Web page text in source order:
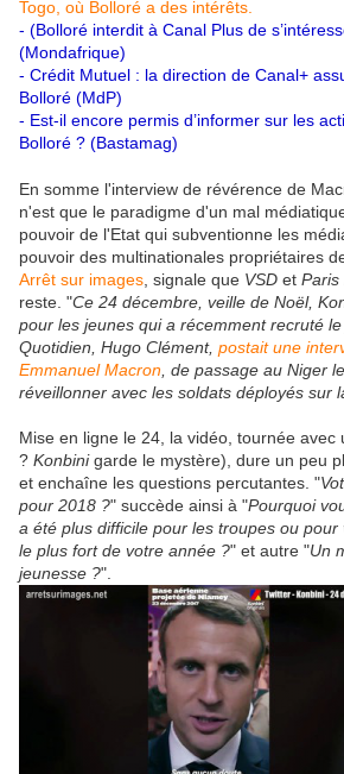
Togo, où Bolloré a des intérêts.
- (Bolloré interdit à Canal Plus de
(Mondafrique)
- Crédit Mutuel : la direction de Canal+
Bolloré (MdP)
- Est-il encore permis d’informer sur les
Bolloré ? (Bastamag)
En somme l'interview de révérence de
n'est que le paradigme d'un mal
pouvoir de l'Etat qui subventionne les
pouvoir des multinationales propriétaires
Arrêt sur images , signale que VSD et Paris
reste. "Ce 24 décembre, veille de Noël,
pour les jeunes qui a récemment recruté
Quotidien, Hugo Clément, postait une
Emmanuel Macron , de passage au Niger
réveillonner avec les soldats déployés sur
Mise en ligne le 24, la vidéo, tournée avec
? Konbinigarde le mystère), dure un peu
et enchaîne les questions percutantes. "
pour 2018 ?" succède ainsi à "Pourquoi
a été plus difficile pour les troupes ou pour
le plus fort de votre année ?" et autre "Un
jeunesse ?".